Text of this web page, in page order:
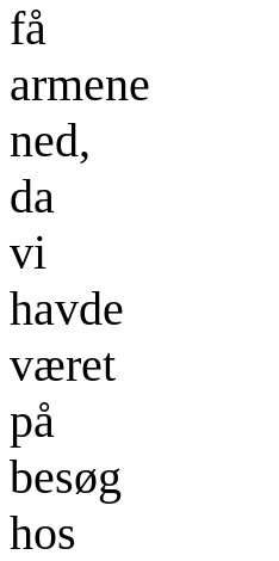
få
armene
ned,
da
vi
havde
været
på
besøg
hos